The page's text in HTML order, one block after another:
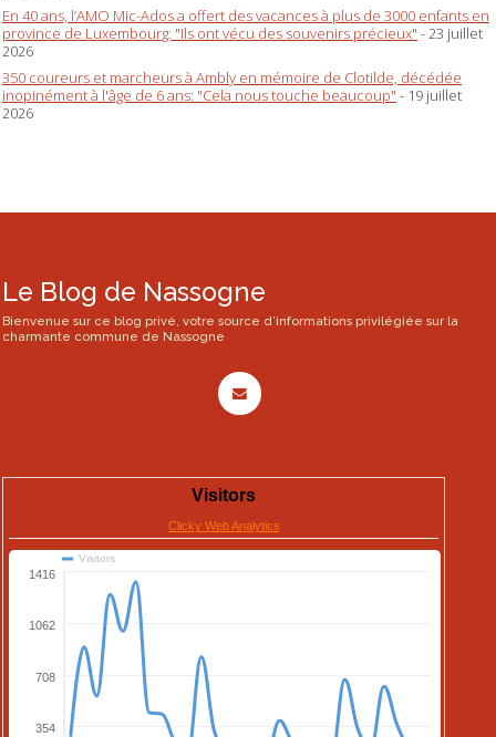
En 40 ans, l’AMO Mic-Ados a offert des vacances à plus de 3000 enfants en
province de Luxembourg: "Ils ont vécu des souvenirs précieux" - 23 juillet
2026
350 coureurs et marcheurs à Ambly en mémoire de Clotilde, décédée
inopinément à l'âge de 6 ans: "Cela nous touche beaucoup" - 19 juillet
2026
Le Blog de Nassogne
Bienvenue sur ce blog privé, votre source d'informations privilégiée sur la
charmante commune de Nassogne